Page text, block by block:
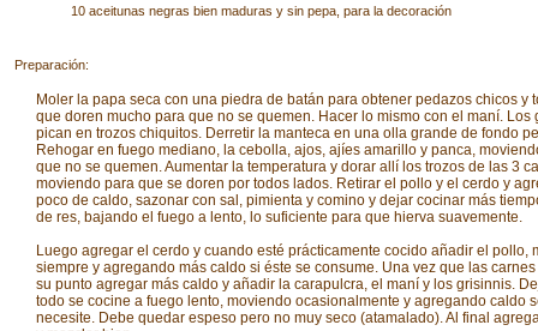
10 aceitunas negras bien maduras y sin pepa, para la decoración
Preparación:
Moler la papa seca con una piedra de batán para obtener pedazos chicos y
que doren mucho para que no se quemen. Hacer lo mismo con el maní. Los
pican en trozos chiquitos. Derretir la manteca en una olla grande de fondo
Rehogar en fuego mediano, la cebolla, ajos, ajíes amarillo y panca,
que no se quemen. Aumentar la temperatura y dorar allí los trozos de las 3
moviendo para que se doren por todos lados. Retirar el pollo y el cerdo y
poco de caldo, sazonar con sal, pimienta y comino y dejar cocinar más
de res, bajando el fuego a lento, lo suficiente para que hierva suavemente.
Luego agregar el cerdo y cuando esté prácticamente cocido añadir el pollo,
siempre y agregando más caldo si éste se consume. Una vez que las
su punto agregar más caldo y añadir la carapulcra, el maní y los grisinnis.
todo se cocine a fuego lento, moviendo ocasionalmente y agregando caldo
necesite. Debe quedar espeso pero no muy seco (atamalado). Al final